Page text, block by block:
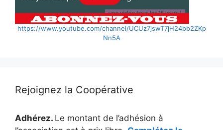
https://www.youtube.com/channel/UCUz7jswT7jH24bb2ZKp
Nn5A
Rejoignez la Coopérative
Adhérez. Le montant de l’adhésion à